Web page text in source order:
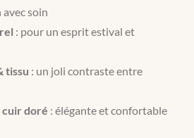
soin
: pour un esprit estival et
tissu : un joli contraste entre
cuir doré : élégante et confortable